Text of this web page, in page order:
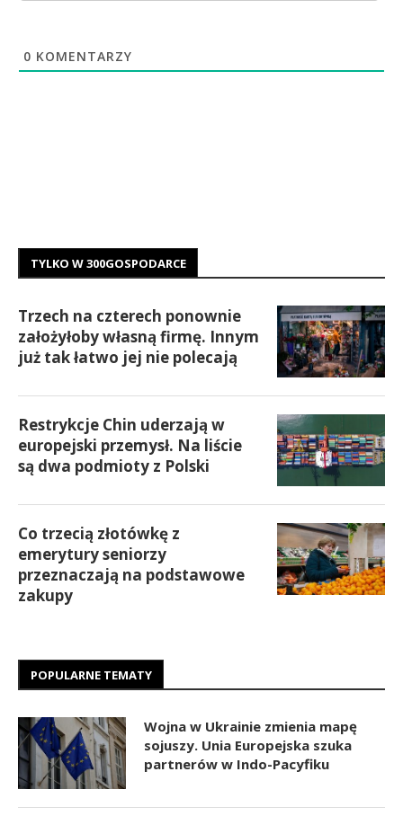
0 KOMENTARZY
TYLKO W 300GOSPODARCE
Trzech na czterech ponownie
założyłoby własną firmę. Innym
już tak łatwo jej nie polecają
Restrykcje Chin uderzają w
europejski przemysł. Na liście
są dwa podmioty z Polski
Co trzecią złotówkę z
emerytury seniorzy
przeznaczają na podstawowe
zakupy
POPULARNE TEMATY
Wojna w Ukrainie zmienia mapę
sojuszy. Unia Europejska szuka
partnerów w Indo-Pacyfiku